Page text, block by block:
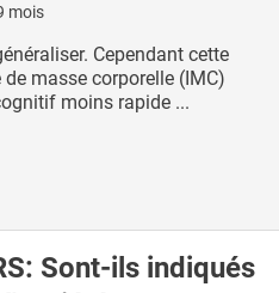
mois
Cependant cette
masse corporelle (IMC)
moins rapide ...
Sont-ils indiqués